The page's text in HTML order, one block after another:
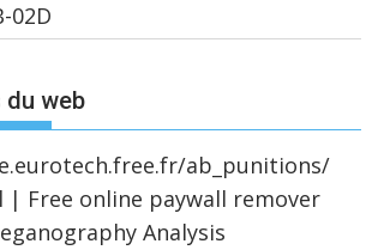
02D
web
ab_punitions/
| Free online paywall remover
Analysis